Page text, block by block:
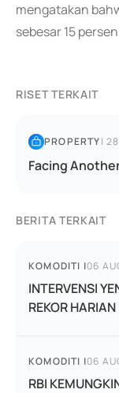
mengatakan
sebesar 15
RISET TERKAIT
PROPERTY|
Facing
BERITA TERKAIT
KOMODITI |06
INTERVENSI
REKOR HARIAN
KOMODITI |06
RBI